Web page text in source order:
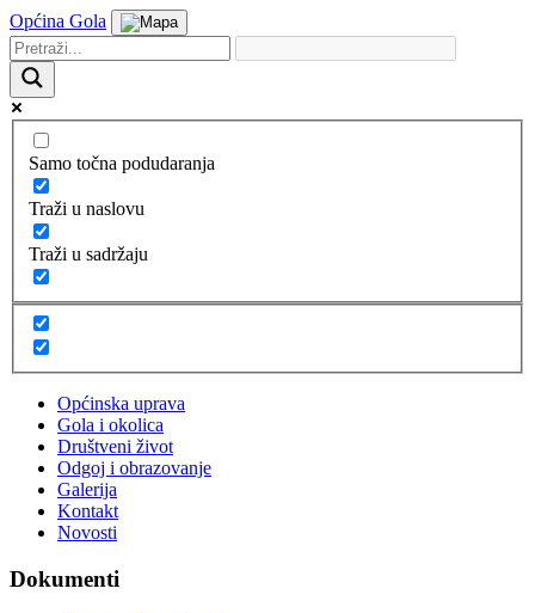
Općina Gola
Samo točna podudaranja
Traži u naslovu
Traži u sadržaju
Općinska uprava
Gola i okolica
Društveni život
Odgoj i obrazovanje
Galerija
Kontakt
Novosti
Dokumenti